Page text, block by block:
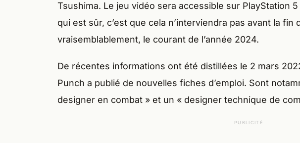
Tsushima. Le jeu vidéo sera accessible sur PlayStation
qui est sûr, c’est que cela n’interviendra pas avant la fin
vraisemblablement, le courant de l’année 2024.
De récentes informations ont été distillées le 2 mars
Punch a publié de nouvelles fiches d’emploi. Sont
designer en combat » et un « designer technique de
PUBLICITÉ